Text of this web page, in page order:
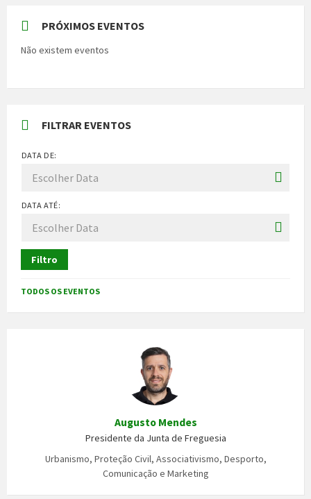
PRÓXIMOS EVENTOS
Não existem eventos
FILTRAR EVENTOS
DATA DE:
DATA ATÉ:
Filtro
TODOS OS EVENTOS
Augusto Mendes
Presidente da Junta de Freguesia
Urbanismo, Proteção Civil, Associativismo, Desporto,
Comunicação e Marketing